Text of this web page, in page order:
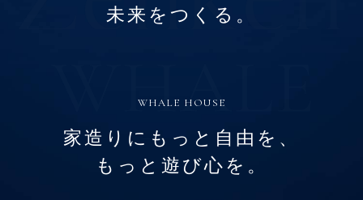
未来をつくる。
WHALE HOUSE
家造りにもっと自由を、
もっと遊び心を。